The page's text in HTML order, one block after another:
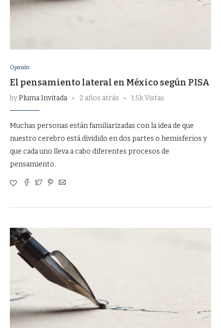
Opinión
El pensamiento lateral en México según PISA
byPluma Invitada 2 años atrás 1.5k Vistas
Muchas personas están familiarizadas con la idea de que
nuestro cerebro está dividido en dos partes o hemisferios y
que cada uno lleva a cabo diferentes procesos de
pensamiento.